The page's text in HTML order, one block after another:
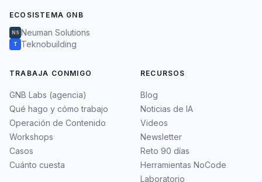
ECOSISTEMA GNB
NS Neuman Solutions
T Teknobuilding
TRABAJA CONMIGO
GNB Labs (agencia)
Qué hago y cómo trabajo
Operación de Contenido
Workshops
Casos
Cuánto cuesta
RECURSOS
Blog
Noticias de IA
Videos
Newsletter
Reto 90 días
Herramientas NoCode
Laboratorio